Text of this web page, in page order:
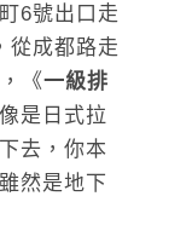
6號出口走
從成都路走
《一級排
是日式拉
去，你本
然是地下